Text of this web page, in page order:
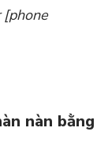
[phone
nàn bằng